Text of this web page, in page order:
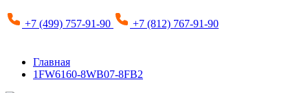
+7 (499) 757-91-90 +7 (812) 767-91-90
Главная
1FW6160-8WB07-8FB2